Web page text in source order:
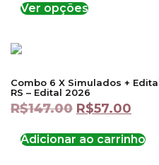
Ver opções
Combo 6 X Simulados +
RS – Edital 2026
R$147.00 R$57.00
Adicionar ao carrinho